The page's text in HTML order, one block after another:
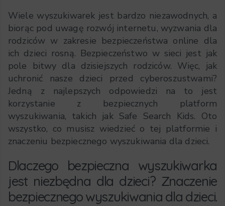
Wiele wyszukiwarek jest bardzo niezawodnych, a
biorąc pod uwagę rozwój internetu, wyzwania dla
rodziców w zakresie bezpieczeństwa online dla
ich dzieci rosną. Bezpieczeństwo w sieci jest jak
pole bitwy dla dzisiejszych rodziców. Więc, jak
uchronić nasze dzieci przed cyberoszustwami?
Jedną z najlepszych odpowiedzi na to jest
korzystanie z bezpiecznych platform
wyszukiwania, takich jak Safe Search Kids. Oto
wszystko, co musisz wiedzieć o tej platformie i
znaczeniu bezpiecznego wyszukiwania dla dzieci.
Dlaczego bezpieczna wyszukiwarka
jest niezbędna dla dzieci? Znaczenie
bezpiecznego wyszukiwania dla dzieci.